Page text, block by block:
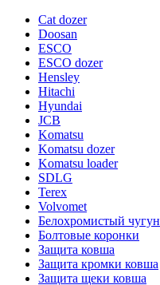
Cat dozer
Doosan
ESCO
ESCO dozer
Hensley
Hitachi
Hyundai
JCB
Komatsu
Komatsu dozer
Komatsu loader
SDLG
Terex
Volvomet
Белохромистый чугун
Болтовые коронки
Защита ковша
Защита кромки ковша
Защита щеки ковша